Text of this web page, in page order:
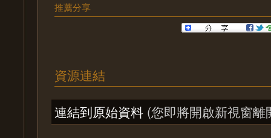
推薦分享
資源連結
連結到原始資料 (您即將開啟新視窗離